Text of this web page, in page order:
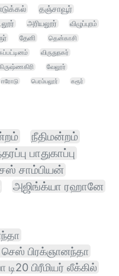
தஞ்சாவூர்
அரியலூர்
விழுப்புரம்
தேனி
தென்காசி
விருதுநகர்
வேலூர்
ஈரோடு பெரம்பலூர்
கரூர்
நீதிமன்றம்
பாதுகாப்பு
சாம்பியன்
அஜிங்க்யா ரஹானே
செஸ் பிரக்ஞானந்தா
டி20 பிரீமியர் லீக்கில்